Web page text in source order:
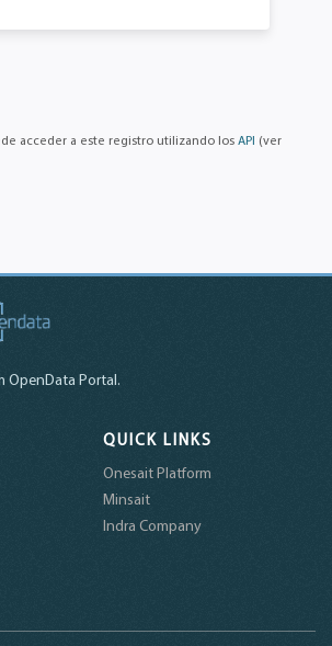
acceder a este registro utilizando los API (ver
OpenData Portal.
QUICK LINKS
Onesait Platform
Minsait
Indra Company